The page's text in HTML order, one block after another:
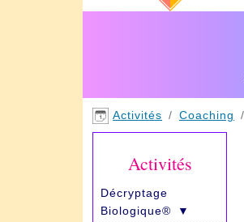
Activités Coaching
Activités
Décryptage
Biologique®
▼